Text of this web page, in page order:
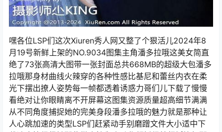
嘿各位LSP们这次Xiuren秀人网又整了个狠活儿2024年8
月19号新鲜上架的NO.9034图集主角潘多拉哦这美女简直
绝了73张高清大图带一张封面总共668MB的超级大包潘多
拉哦那身材曲线火辣穿的各种性感比基尼和蕾丝内衣在柔
光下摆出撩人姿势每一帧都透着诱惑力哥们儿下载了慢慢
看绝对让你眼睛离不开屏幕这图集资源质量超高细节满满
从不同角度捕捉她的完美身段潘多拉哦的魅力就是那种让
人心跳加速的类型LSP们赶紧动手别磨蹭文件大小适中下